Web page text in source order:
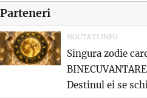
Parteneri
NOUTATI.INFO
Singura zodie
Destinul ei se